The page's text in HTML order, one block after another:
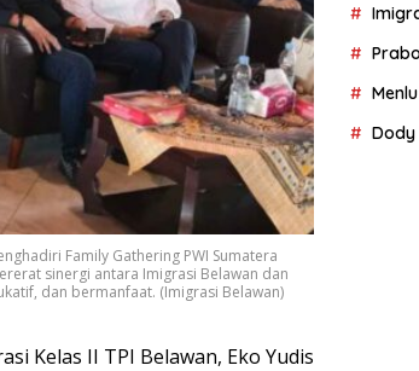
Family Gathering PWI Sumatera
sinergi antara Imigrasi Belawan dan
dan bermanfaat. (Imigrasi Belawan)
Kelas II TPI Belawan, Ekо Yudіѕ